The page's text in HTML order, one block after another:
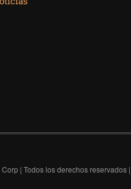
| Todos los derechos